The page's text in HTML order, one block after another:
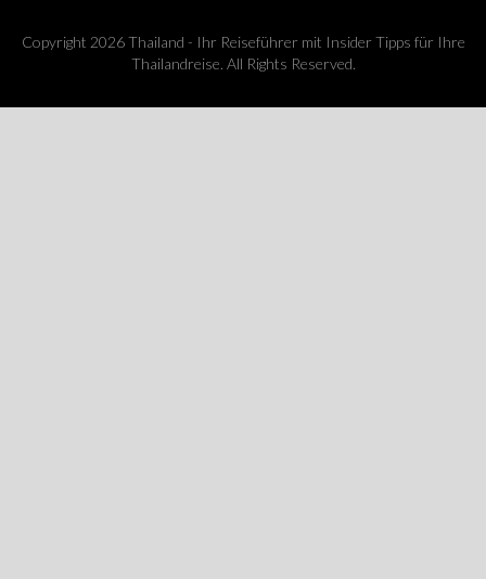
Copyright 2026 Thailand - Ihr Reiseführer mit Insider Tipps für Ihre
Thailandreise. All Rights Reserved.